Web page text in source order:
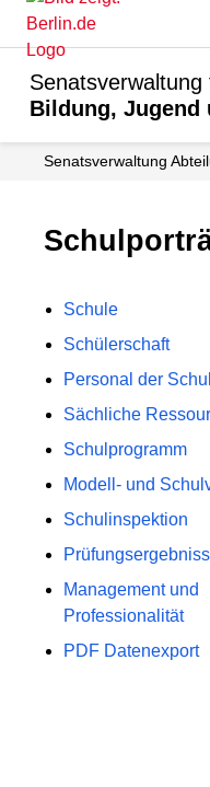
Senatsverwaltung
Bildung, Jugend
Senats­verwaltung
Schule
Schülerschaft
Personal der
Sächliche
Schulprogramm
Modell- und
Schulinspektion
Management und
Professionalität
PDF Datenexport